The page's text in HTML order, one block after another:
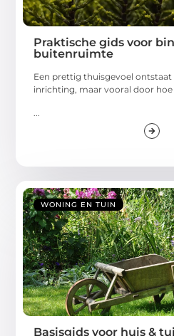
Praktische gids voor
buitenruimte
Een prettig thuisgevoel
inrichting, maar vooral door
WONING EN TUIN
Basisgids voor huis &